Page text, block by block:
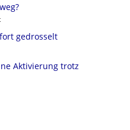
gedrosselt
Aktivierung trotz